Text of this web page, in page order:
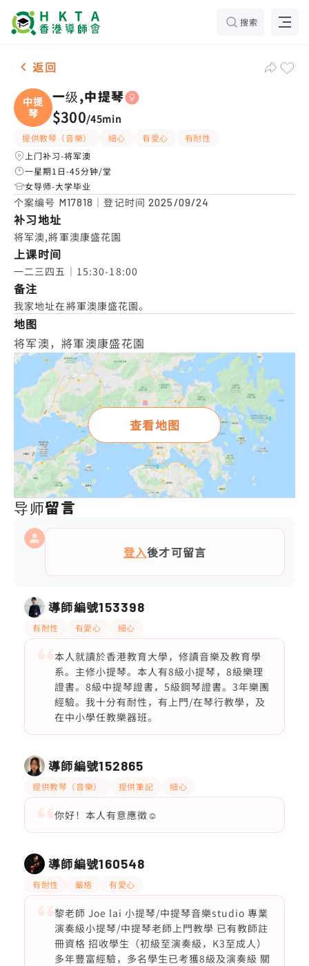
搜索
女-1名 一级,中提琴，将军澳 补习推介
返回
中提
琴
一级,中提琴
$300/45min
提供教琴（音樂） 細心 有愛心
有耐性
上门补习-将军澳
一星期1日-45分钟/堂
女导师-大学毕业
个案编号 M17818 ｜登记时间2025/09/24
补习地址
将军澳,將軍澳康盛花園
上课时间
一二三四五｜15:30-18:00
备注
我家地址在將軍澳康盛花園。
地图
将军澳，將軍澳康盛花園
查看地图
导师留言
登入後才可留言
導師編號153398
有耐性 有愛心 細心
本人就讀於香港教育大學，修讀音樂及教育學
系。主修小提琴。本人有8級小提琴，8級樂理
證書。8級中提琴證書，5級鋼琴證書。3年樂團
經驗。我十分有耐性，有上門/在琴行教學，及
在中小學任教樂器班。
導師編號152865
提供教琴（音樂） 提供筆記 細心
你好！本人有意應徵☺️
導師編號160548
有耐性 嚴格 有愛心
黎老師 Joe lai 小提琴/中提琴音樂studio 專業
演奏級小提琴/中提琴老師上門教學 已有教師註
冊資格 招收學生（初級至演奏級，K3至成人）
多年豐富經驗，多名學生已考獲8級及演奏級 關